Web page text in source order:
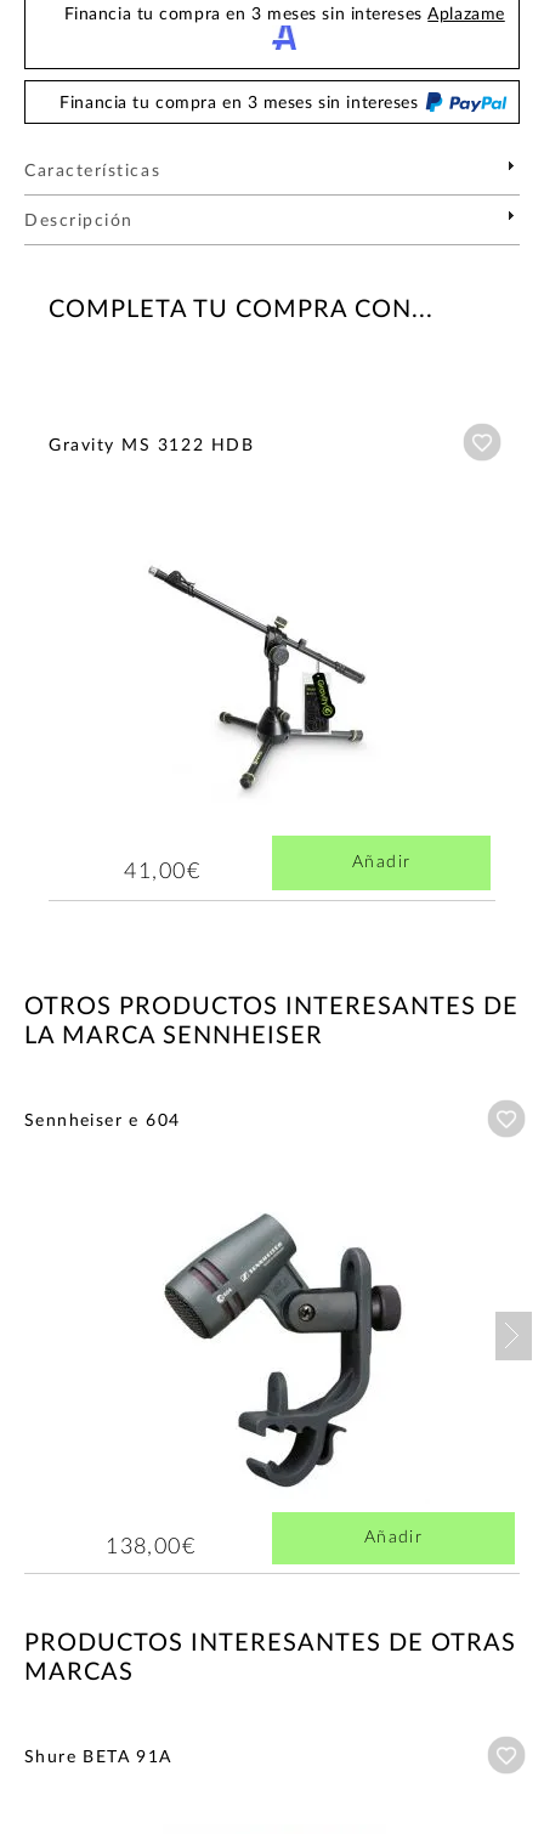
Financia tu compra en 3 meses sin interesesAplazame
Financia tu compra en 3 meses sin intereses
Características
Descripción
COMPLETA TU COMPRA CON...
Gravity MS 3122 HDB
41,00€ Añadir
OTROS PRODUCTOS INTERESANTES DE
LA MARCA SENNHEISER
Sennheiser e 604
138,00€ Añadir
PRODUCTOS INTERESANTES DE OTRAS
MARCAS
Shure BETA 91A